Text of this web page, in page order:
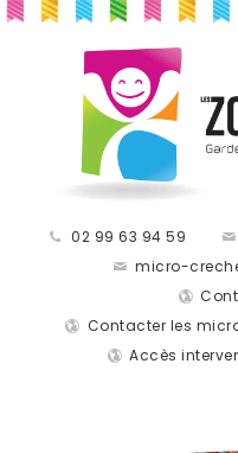
02 99 63 94 59
micro-
Contacter les
Accès